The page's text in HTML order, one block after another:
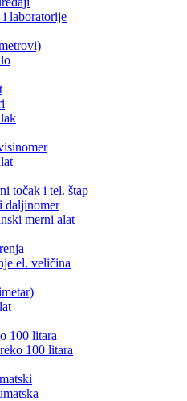
i laboratorije
točak i tel. štap
daljinomer
merni alat
el. veličina
100 litara
100 litara